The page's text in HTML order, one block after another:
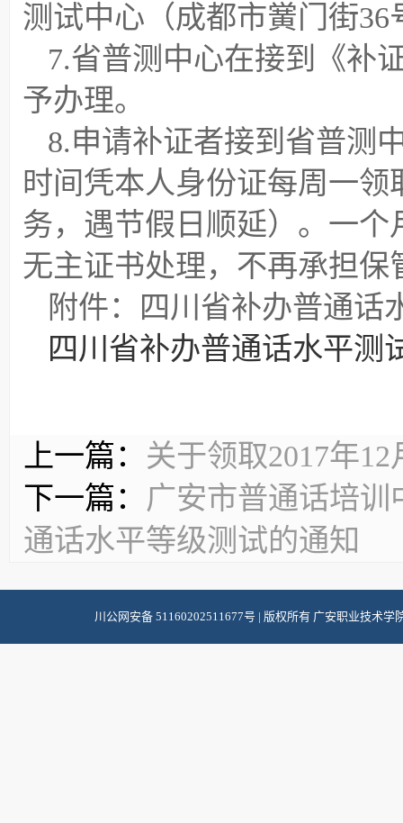
测试中心（成都市黉门街
7.省普测中心在接到《补
予办理。
8.申请补证者接到省普测
时间凭本人身份证每周一
务，遇节假日顺延）。一
无主证书处理，不再承担保
附件：四川省补办普通话
四川省补办普通话水平测
上一篇： 关于领取2017年
下一篇： 广安市普通话培训
通话水平等级测试的通知
川公网安备 51160202511677号| 版权所有 广安职业技术学